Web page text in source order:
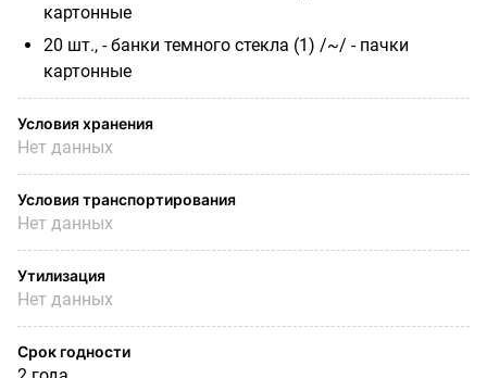
картонные
20 шт., - банки темного стекла (1) /~/ - пачки
картонные
Условия хранения
Нет данных
Условия транспортирования
Нет данных
Утилизация
Нет данных
Срок годности